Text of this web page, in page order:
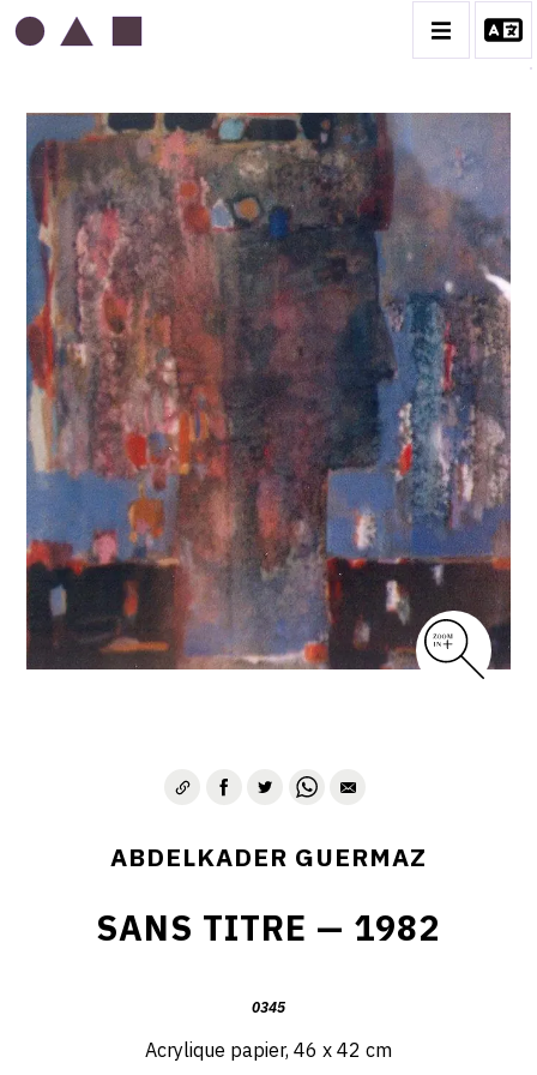
ABDELKADER GUERMAZ
BIOGRAPHIE
LA PRESSE AU SUJET DE GUERMAZ
TÉMOIGNAGES AU SUJET DE GUERMAZ
CATALOGUE DES OEUVRES
A – RÉALITÉ POÉTIQUE – 1940-1960
B – COMPOSITIONS ABSTRAITES – 1960-1968
C – SILENCE ET LUMIÈRE – 1968-1972
D – PAYSAGISME ABSTRAIT – 1970-1975
E – PAYSAGES SYMBOLIQUES – 1975-1996
DESSINS – GRAVURES – GOUACHES – AQUARELLES
CONTACT
ABDELKADER GUERMAZ
SANS TITRE — 1982
0345
Acrylique papier, 46 x 42 cm